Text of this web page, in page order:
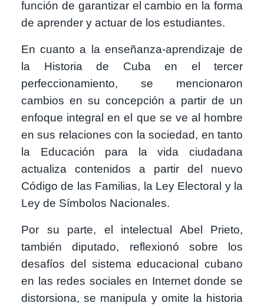
función de garantizar el cambio en la forma
de aprender y actuar de los estudiantes.
En cuanto a la enseñanza-aprendizaje de
la Historia de Cuba en el tercer
perfeccionamiento, se mencionaron
cambios en su concepción a partir de un
enfoque integral en el que se ve al hombre
en sus relaciones con la sociedad, en tanto
la Educación para la vida ciudadana
actualiza contenidos a partir del nuevo
Código de las Familias, la Ley Electoral y la
Ley de Símbolos Nacionales.
Por su parte, el intelectual Abel Prieto,
también diputado, reflexionó sobre los
desafíos del sistema educacional cubano
en las redes sociales en Internet donde se
distorsiona, se manipula y omite la historia